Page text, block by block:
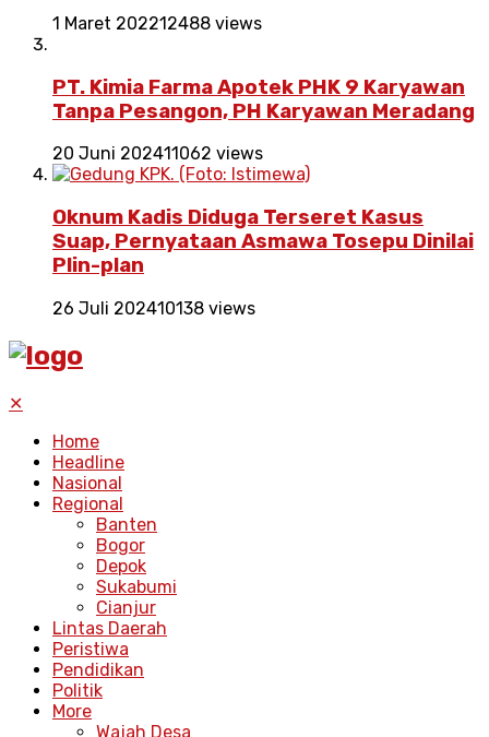
1 Maret 202212488 views
PT. Kimia Farma Apotek PHK 9 Karyawan
Tanpa Pesangon, PH Karyawan Meradang
20 Juni 202411062 views
Oknum Kadis Diduga Terseret Kasus
Suap, Pernyataan Asmawa Tosepu Dinilai
Plin-plan
26 Juli 202410138 views
✕
Home
Headline
Nasional
Regional
Banten
Bogor
Depok
Sukabumi
Cianjur
Lintas Daerah
Peristiwa
Pendidikan
Politik
More
Wajah Desa